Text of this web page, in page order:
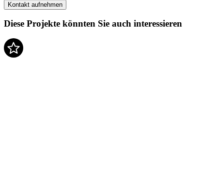
Kontakt aufnehmen
Diese Projekte könnten Sie auch interessieren